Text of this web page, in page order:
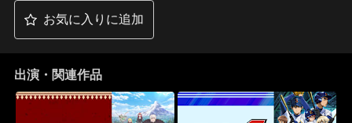
お気に入りに追加
出演・関連作品